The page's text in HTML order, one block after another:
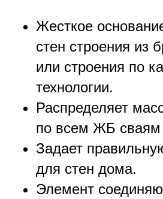
Жесткое
стен строения из
или строения по
технологии.
Распределяет
по всем ЖБ сваям
Задает
для стен дома.
Элемент